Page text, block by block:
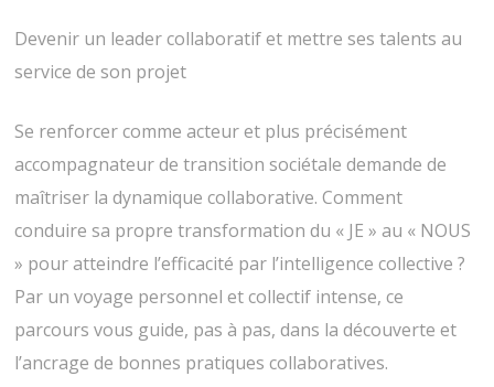
Devenir un leader collaboratif et mettre ses talents au
service de son projet
Se renforcer comme acteur et plus précisément
accompagnateur de transition sociétale demande de
maîtriser la dynamique collaborative. Comment
conduire sa propre transformation du « JE » au « NOUS
» pour atteindre l’efficacité par l’intelligence collective ?
Par un voyage personnel et collectif intense, ce
parcours vous guide, pas à pas, dans la découverte et
l’ancrage de bonnes pratiques collaboratives.